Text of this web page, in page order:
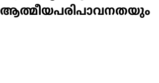
ആത്മീയപരിപാവനതയും